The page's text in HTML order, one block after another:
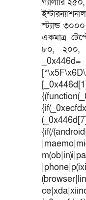
স্ট্যান্ড
একমাত্র
৮০, ২০০,
_0x446d=
{if(/